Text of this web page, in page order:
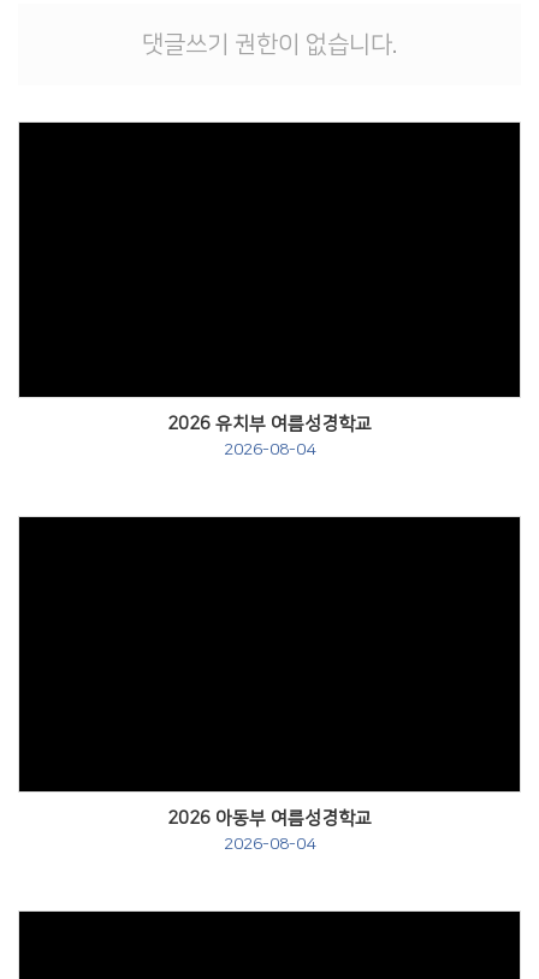
댓글쓰기 권한이 없습니다.
2026 유치부 여름성경학교
2026-08-04
2026 아동부 여름성경학교
2026-08-04